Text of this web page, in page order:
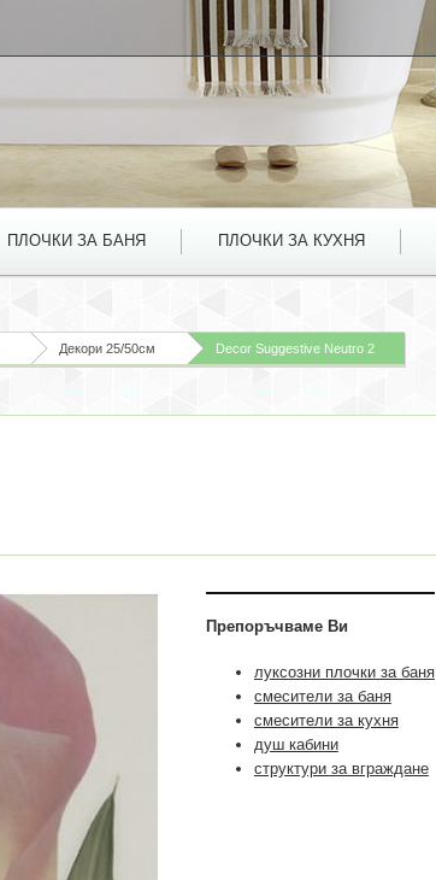
ПЛОЧКИ ЗА БАНЯ ПЛОЧКИ ЗА КУХНЯ
Декори 25/50см Decor Suggestive Neutro 2
Препоръчваме Ви
луксозни плочки за баня
смесители за баня
смесители за кухня
душ кабини
структури за вграждане